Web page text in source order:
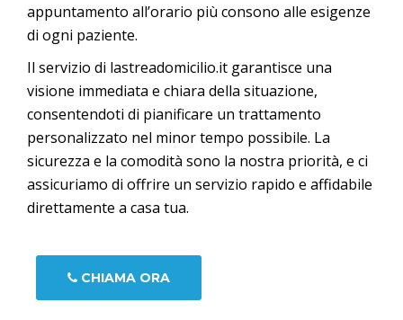
appuntamento all’orario più consono alle esigenze
di ogni paziente.
Il servizio di lastreadomicilio.it garantisce una
visione immediata e chiara della situazione,
consentendoti di pianificare un trattamento
personalizzato nel minor tempo possibile. La
sicurezza e la comodità sono la nostra priorità, e ci
assicuriamo di offrire un servizio rapido e affidabile
direttamente a casa tua.
CHIAMA ORA